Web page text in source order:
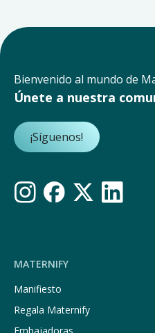
Bienvenido al mundo de
Únete a nuestra
¡Síguenos!
MATERNIFY
Manifiesto
Regala Maternify